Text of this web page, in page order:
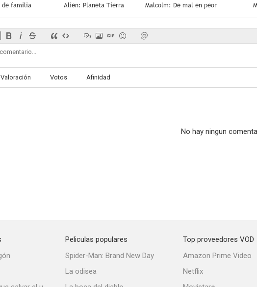
de familia Alien: Planeta Tierra Malcolm: De mal en peor
Valoración Votos Afinidad
No hay ningun
Peliculas populares
Spider-Man: Brand New Day
La odisea
Top proveedores VOD
Amazon Prime Video
Netflix